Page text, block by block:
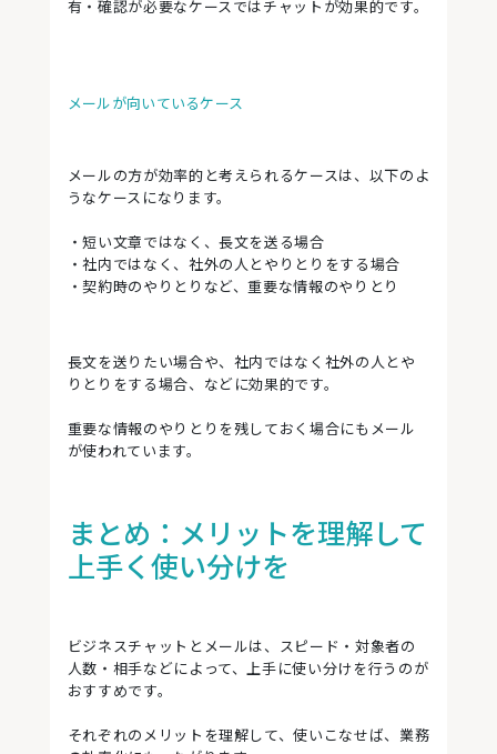
有・確認が必要なケースではチャットが効果的です。
メールが向いているケース
メールの方が効率的と考えられるケースは、以下のよ
うなケースになります。
・短い文章ではなく、長文を送る場合
・社内ではなく、社外の人とやりとりをする場合
・契約時のやりとりなど、重要な情報のやりとり
長文を送りたい場合や、社内ではなく社外の人とや
りとりをする場合、などに効果的です。
重要な情報のやりとりを残しておく場合にもメール
が使われています。
まとめ：メリットを理解して
上手く使い分けを
ビジネスチャットとメールは、スピード・対象者の
人数・相手などによって、上手に使い分けを行うのが
おすすめです。
それぞれのメリットを理解して、使いこなせば、業務